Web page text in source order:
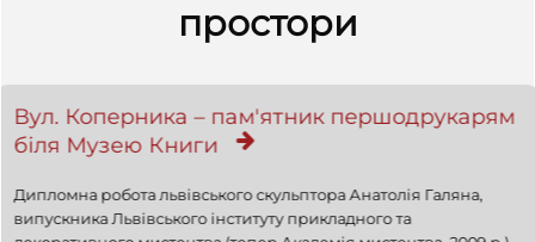
простори
Вул. Коперника – пам'ятник першодрукарям
біля Музею Книги
Дипломна робота львівського скульптора Анатолія Галяна,
випускника Львівського інституту прикладного та